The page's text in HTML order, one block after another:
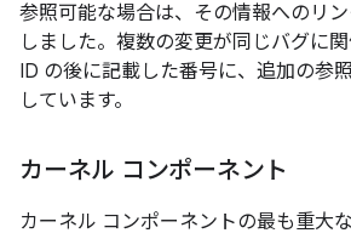
参照可能な場合は、その情報へのリ
しました。複数の変更が同じバグに
ID の後に記載した番号に、追加の参
しています。
カーネル コンポーネント
カーネル コンポーネントの最も重大